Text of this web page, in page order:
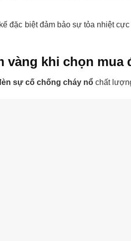
đặc biệt đảm bảo sự tỏa nhiệt
vàng khi chọn mua
sự cố chống cháy nổ chất